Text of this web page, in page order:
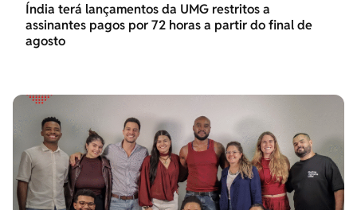
Índia terá lançamentos da UMG restritos a
assinantes pagos por 72 horas a partir do final de
agosto